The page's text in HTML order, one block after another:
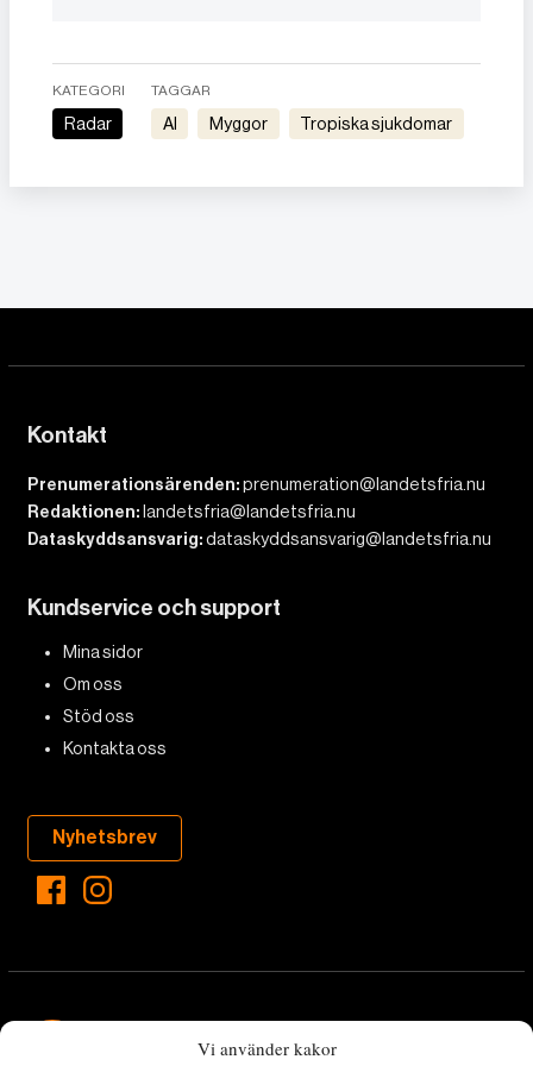
Vi använder kakor
KATEGORI
Radar
TAGGAR
AI myggor tropiska sjukdomar
Kontakt
Prenumerationsärenden:prenumeration@landetsfria.nu
Redaktionen: landetsfria@landetsfria.nu
Dataskyddsansvarig:dataskyddsansvarig@landetsfria.nu
Kundservice och support
Mina sidor
Om oss
Stöd oss
Kontakta oss
Nyhetsbrev